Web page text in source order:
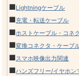
■Lightningケーブル
■充電・転送ケーブル
■ホストケーブル・コネ
■変換コネクタ・ケーブ
■スマホ映像出力関連
■ハンズフリー/イヤホン